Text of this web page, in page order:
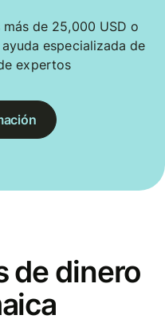
de 25,000 USD o
especializada de
expertos
de dinero